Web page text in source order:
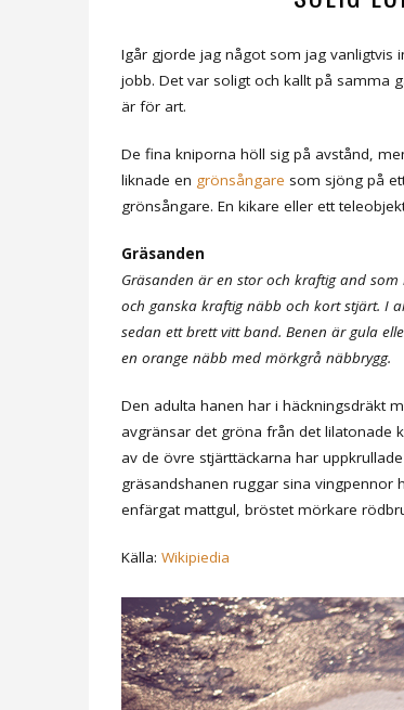
Igår gjorde jag något som jag vanligtvis
jobb. Det var soligt och kallt på samma
är för art.
De fina kniporna höll sig på avstånd,
liknade en grönsångare som sjöng på
grönsångare. En kikare eller ett
Gräsanden
Gräsanden är en stor och kraftig and
och ganska kraftig näbb och kort stjärt. I
sedan ett brett vitt band. Benen är gula
en orange näbb med mörkgrå näbbrygg.
Den adulta hanen har i häckningsdräkt
avgränsar det gröna från det lilatonade
av de övre stjärttäckarna har
gräsandshanen ruggar sina
enfärgat mattgul, bröstet mörkare
Källa: Wikipiedia